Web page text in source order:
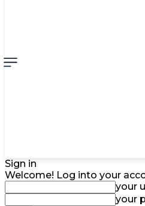
Sign in
Welcome! Log into your
your
your